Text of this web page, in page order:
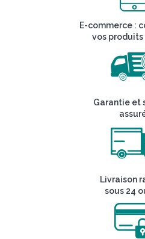
E-commerce :
vos produits
Garantie et
Livraison
sous 24